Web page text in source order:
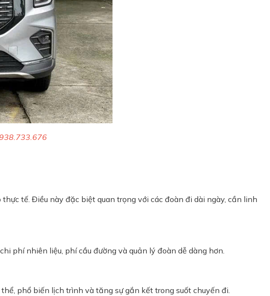
tế. Điều này đặc biệt quan trọng với các đoàn đi dài ngày, cần linh
phí nhiên liệu, phí cầu đường và quản lý đoàn dễ dàng hơn.
phổ biến lịch trình và tăng sự gắn kết trong suốt chuyến đi.